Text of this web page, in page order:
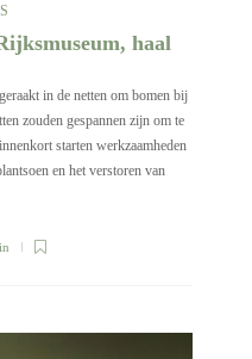
haal
in de netten om bomen bij
zouden gespannen zijn om te
starten werkzaamheden
en het verstoren van